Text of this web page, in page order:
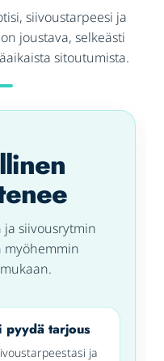
siivoustarpeesi ja
joustava, selkeästi
sitoutumista.
ja siivousrytmin
myöhemmin
pyydä tarjous
ja